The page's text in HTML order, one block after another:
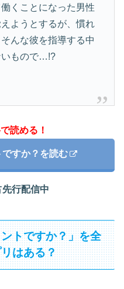
くことになった男性
ようとするが、慣れ
んな彼を指導する中
いもので…!?
読める！
すか？を読む
先行配信中
トですか？」を全
はある？